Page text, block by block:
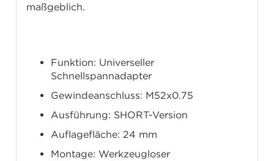
maßgeblich.
Funktion: Universeller
Schnellspannadapter
Gewindeanschluss: M52x0.75
Ausführung: SHORT-Version
Auflagefläche: 24 mm
Montage: Werkzeugloser